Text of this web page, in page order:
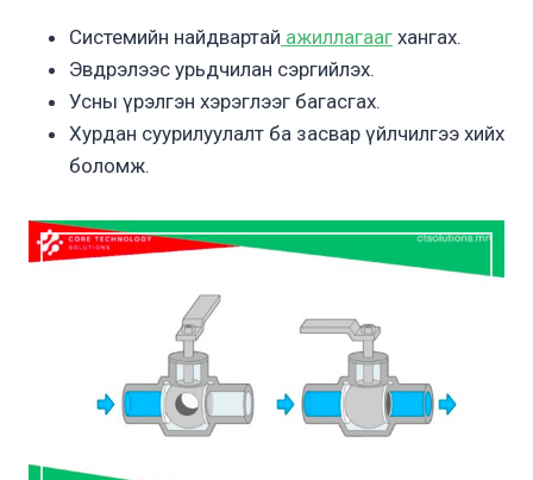
Системийн найдвартай ажиллагааг хангах.
Эвдрэлээс урьдчилан сэргийлэх.
Усны үрэлгэн хэрэглээг багасгах.
Хурдан суурилуулалт ба засвар үйлчилгээ хийх
боломж.